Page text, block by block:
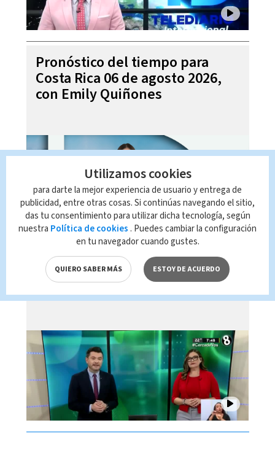
Pronóstico del tiempo para
Costa Rica 06 de agosto 2026,
con Emily Quiñones
Noticias Telediario Estelar, 05
de agosto 2026
Utilizamos cookies
para darte la mejor experiencia de usuario y entrega de
publicidad, entre otras cosas. Si continúas navegando el sitio,
das tu consentimiento para utilizar dicha tecnología, según
nuestra Política de cookies . Puedes cambiar la configuración
en tu navegador cuando gustes.
QUIERO SABER MÁS ESTOY DE ACUERDO